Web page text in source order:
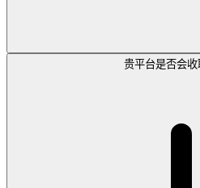
贵平台是否会收